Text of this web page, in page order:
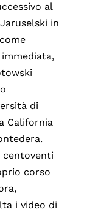
al
in
di
California
centoventi
corso
i video di